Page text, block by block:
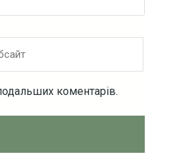
коментарів.